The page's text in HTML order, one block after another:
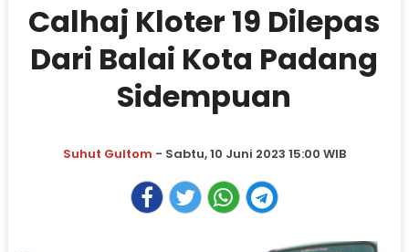
Calhaj Kloter 19 Dilepas
Dari Balai Kota Padang
Sidempuan
Suhut Gultom - Sabtu, 10 Juni 2023 15:00 WIB